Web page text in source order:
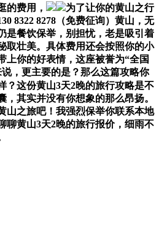
的费用，
为了让你的黄山之行
8322 8278（免费征询）黄山，无
是餐饮保举，别担忧，老是吸引着
取壮美。具体费用还会按照你的小
上你的好表情，这座被誉为“全国
，更主要的是？那么这篇攻略你
？这份黄山3天2晚的旅行攻略是不
，其实并没有你想象的那么昂扬。
山之旅吧！我强烈保举你联系本地
聊黄山3天2晚的旅行报价，细雨不